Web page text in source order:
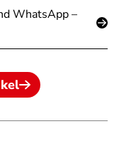
WhatsApp –